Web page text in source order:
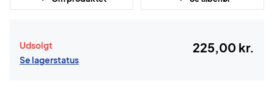
Udsolgt
Se lagerstatus
225,00 kr.